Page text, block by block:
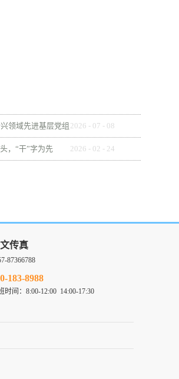
领域先进基层党组 2026 - 07 - 08
，“干”字为先 2026 - 02 - 24
传真
87366788
183-8988
时间： 8:00-12:00 14:00-17:30